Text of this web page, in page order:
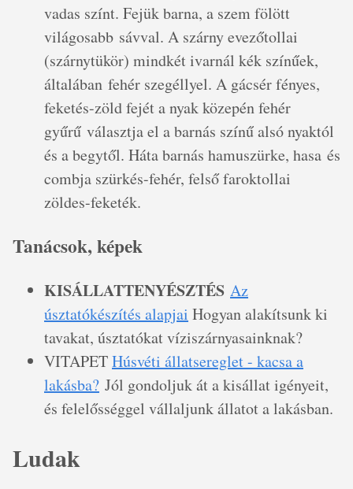
vadas színt. Fejük barna, a szem fölött
világosabb sávval. A szárny evezőtollai
(szárnytükör) mindkét ivarnál kék színűek,
általában fehér szegéllyel. A gácsér fényes,
feketés-zöld fejét a nyak közepén fehér
gyűrű választja el a barnás színű alsó nyaktól
és a begytől. Háta barnás hamuszürke, hasa és
combja szürkés-fehér, felső faroktollai
zöldes-feketék.
Tanácsok, képek
KISÁLLATTENYÉSZTÉS Az
úsztatókészítés alapjai Hogyan alakítsunk ki
tavakat, úsztatókat víziszárnyasainknak?
VITAPETHúsvéti állatsereglet - kacsa a
lakásba? Jól gondoljuk át a kisállat igényeit,
és felelősséggel vállaljunk állatot a lakásban.
Ludak